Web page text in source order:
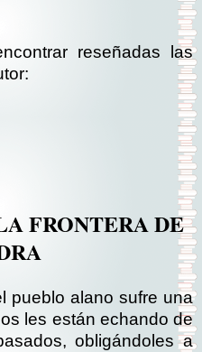
reseñadas las
FRONTERA DE
pueblo alano sufre una
les están echando de
obligándoles a